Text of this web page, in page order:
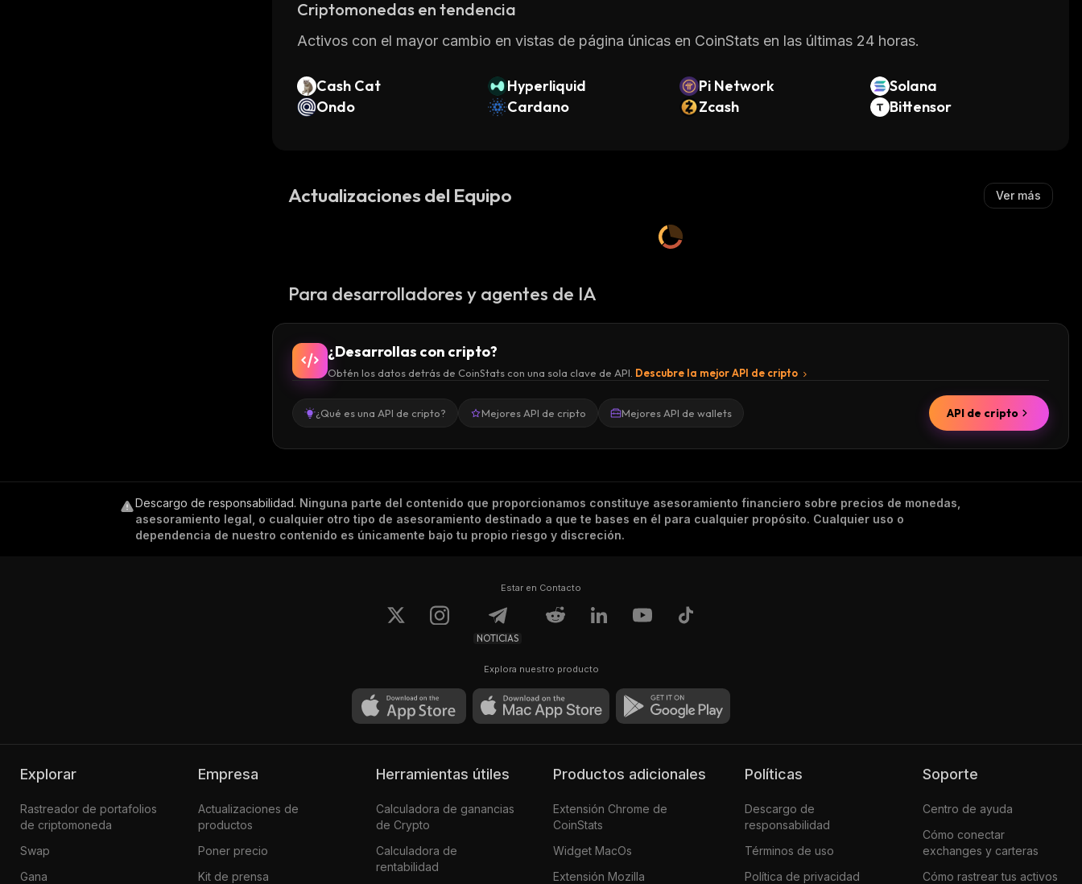
Criptomonedas en tendencia
Activos con el mayor cambio en vistas de página únicas en CoinStats en las últimas 24 horas.
Cash Cat Hyperliquid Pi Network
Solana
Ondo
Cardano Zcash Bittensor
Actualizaciones del Equipo Ver más
Para desarrolladores y agentes de IA
¿Desarrollas con cripto?
Obtén los datos detrás de CoinStats con una sola clave de API. Descubre la mejor API de cripto
¿Qué es una API de cripto? Mejores API de cripto Mejores API de wallets API de cripto
Descargo de responsabilidad. Ninguna parte del contenido que proporcionamos constituye asesoramiento financiero sobre precios de monedas,
asesoramiento legal, o cualquier otro tipo de asesoramiento destinado a que te bases en él para cualquier propósito. Cualquier uso o
dependencia de nuestro contenido es únicamente bajo tu propio riesgo y discreción.
Estar en Contacto
NOTICIAS
Explora nuestro producto
Explorar
Rastreador de portafolios
de criptomoneda
Swap
Gana
Empresa
Actualizaciones de
productos
Poner precio
Kit de prensa
Herramientas útiles
Calculadora de ganancias
de Crypto
Calculadora de
rentabilidad
Productos adicionales
Extensión Chrome de
CoinStats
Widget MacOs
Extensión Mozilla
Políticas
Descargo de
responsabilidad
Términos de uso
Política de privacidad
Soporte
Centro de ayuda
Cómo conectar
exchanges y carteras
Cómo rastrear tus activos